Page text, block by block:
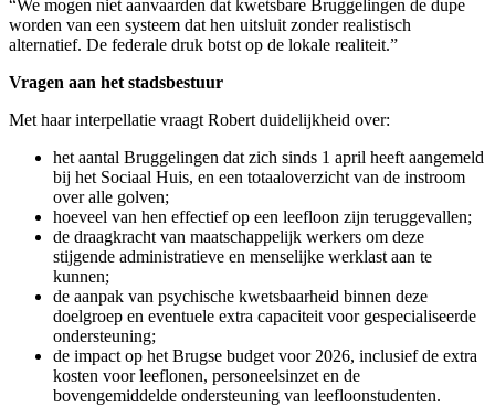
“We mogen niet aanvaarden dat kwetsbare Bruggelingen de dupe
worden van een systeem dat hen uitsluit zonder realistisch
alternatief. De federale druk botst op de lokale realiteit.”
Vragen aan het stadsbestuur
Met haar interpellatie vraagt Robert duidelijkheid over:
het aantal Bruggelingen dat zich sinds 1 april heeft aangemeld
bij het Sociaal Huis, en een totaaloverzicht van de instroom
over alle golven;
hoeveel van hen effectief op een leefloon zijn teruggevallen;
de draagkracht van maatschappelijk werkers om deze
stijgende administratieve en menselijke werklast aan te
kunnen;
de aanpak van psychische kwetsbaarheid binnen deze
doelgroep en eventuele extra capaciteit voor gespecialiseerde
ondersteuning;
de impact op het Brugse budget voor 2026, inclusief de extra
kosten voor leeflonen, personeelsinzet en de
bovengemiddelde ondersteuning van leefloonstudenten.